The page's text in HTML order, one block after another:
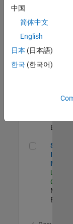
US-
Industry
US-CA-
Clara
中国
简体中文
English
日本 (日本語)
한국 (한국어)